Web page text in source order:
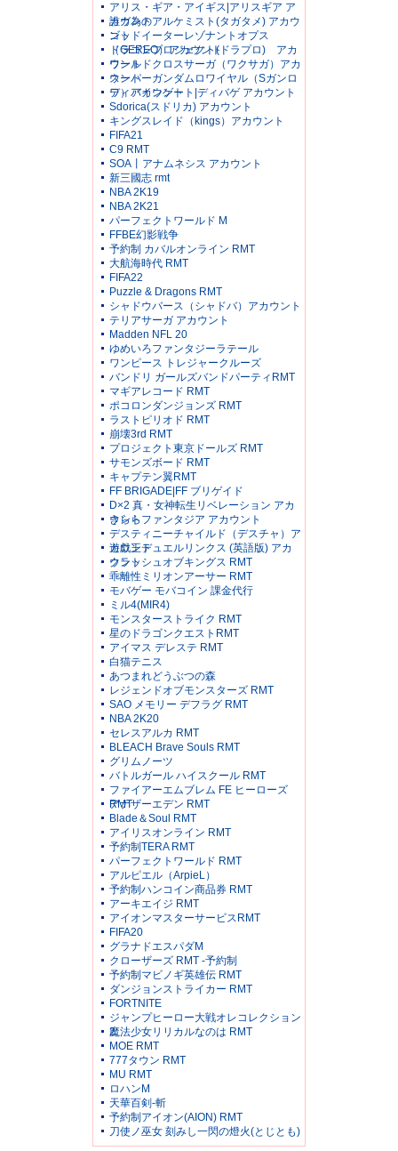
アリス・ギア・アイギス|アリスギア ア
カウント
誰ガ為のアルケミスト(タガタメ) アカウ
ント
ゴッドイーターレゾナントオプス
（GEREO）アカウント
ドラゴンプロジェクト(ドラプロ) アカ
ウント
ワールドクロスサーガ（ワクサガ）アカ
ウント
スーパーガンダムロワイヤル（Sガンロ
ワ）アカウント
ディバインゲート|ディバゲ アカウント
Sdorica(スドリカ) アカウント
キングスレイド（kings）アカウント
FIFA21
C9 RMT
SOA丨アナムネシス アカウント
新三國志 rmt
NBA 2K19
NBA 2K21
パーフェクトワールド M
FFBE幻影戦争
予約制 カバルオンライン RMT
大航海時代 RMT
FIFA22
Puzzle & Dragons RMT
シャドウバース（シャドバ）アカウント
テリアサーガ アカウント
Madden NFL 20
ゆめいろファンタジーラテール
ワンピース トレジャークルーズ
バンドリ ガールズバンドパーティRMT
マギアレコード RMT
ポコロンダンジョンズ RMT
ラストピリオド RMT
崩壊3rd RMT
プロジェクト東京ドールズ RMT
サモンズボード RMT
キャプテン翼RMT
FF BRIGADE|FF ブリゲイド
D×2 真・女神転生リベレーション アカ
ウント
きららファンタジア アカウント
デスティニーチャイルド（デスチャ）ア
カウント
遊戯王デュエルリンクス (英語版) アカ
ウント
クラッシュオブキングス RMT
乖離性ミリオンアーサー RMT
モバゲー モバコイン 課金代行
ミル4(MIR4)
モンスターストライク RMT
星のドラゴンクエストRMT
アイマス デレステ RMT
白猫テニス
あつまれどうぶつの森
レジェンドオブモンスターズ RMT
SAO メモリー デフラグ RMT
NBA 2K20
セレスアルカ RMT
BLEACH Brave Souls RMT
グリムノーツ
バトルガール ハイスクール RMT
ファイアーエムブレム FE ヒーローズ
RMT
アナザーエデン RMT
Blade＆Soul RMT
アイリスオンライン RMT
予約制TERA RMT
パーフェクトワールド RMT
アルピエル（ArpieL）
予約制ハンコイン商品券 RMT
アーキエイジ RMT
アイオンマスターサービスRMT
FIFA20
グラナドエスパダM
クローザーズ RMT -予約制
予約制マビノギ英雄伝 RMT
ダンジョンストライカー RMT
FORTNITE
ジャンプヒーロー大戦オレコレクション
2
魔法少女リリカルなのは RMT
MOE RMT
777タウン RMT
MU RMT
ロハンM
天華百剣-斬
予約制アイオン(AION) RMT
刀使ノ巫女 刻みし一閃の燈火(とじとも)